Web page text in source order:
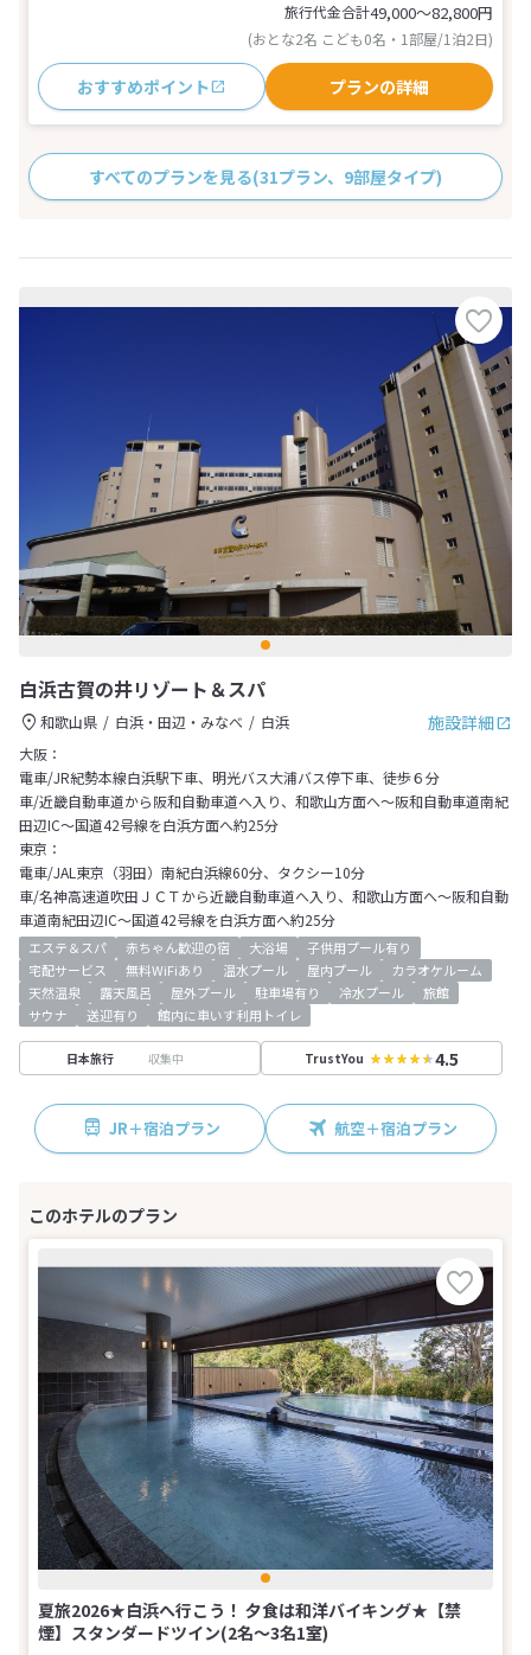
旅行代金合計49,000〜82,800円
(おとな2名 こども0名・1部屋/1泊2日)
おすすめポイント プランの詳細
すべてのプランを見る(31プラン、9部屋タイプ)
白浜古賀の井リゾート＆スパ
施設詳細
和歌山県 白浜・田辺・みなべ
白浜
大阪：
電車/JR紀勢本線白浜駅下車、明光バス大浦バス停下車、徒歩６分
車/近畿自動車道から阪和自動車道へ入り、和歌山方面へ～阪和自動車道南紀
田辺IC～国道42号線を白浜方面へ約25分
東京：
電車/JAL東京（羽田）南紀白浜線60分、タクシー10分
車/名神高速道吹田ＪＣＴから近畿自動車道へ入り、和歌山方面へ～阪和自動
車道南紀田辺IC～国道42号線を白浜方面へ約25分
エステ＆スパ 赤ちゃん歓迎の宿 大浴場
子供用プール有り
宅配サービス
無料WiFiあり 温水プール 屋内プール
カラオケルーム
天然温泉
露天風呂 屋外プール 駐車場有り 冷水プール
旅館
サウナ
送迎有り 館内に車いす利用トイレ
日本旅行 収集中 TrustYou 4.5
JR＋宿泊プラン 航空＋宿泊プラン
夏旅2026★白浜へ行こう！ 夕食は和洋バイキング★【禁
煙】スタンダードツイン(2名～3名1室)